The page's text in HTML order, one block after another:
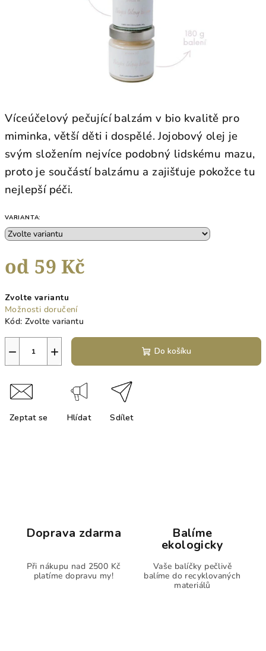
Víceúčelový pečující balzám v bio kvalitě pro
miminka, větší děti i dospělé. Jojobový olej je
svým složením nejvíce podobný lidskému mazu,
proto je součástí balzámu a zajišťuje pokožce tu
nejlepší péči.
VARIANTA:
od 59 Kč
cena:
Zvolte variantu
Možnosti doručení
Kód: Zvolte variantu
+
− Do košíku
Zeptat se Hlídat Sdílet
Doprava zdarma
Při nákupu nad 2500 Kč
platíme dopravu my!
Balíme
ekologicky
Vaše balíčky pečlivě
balíme do recyklovaných
materiálů